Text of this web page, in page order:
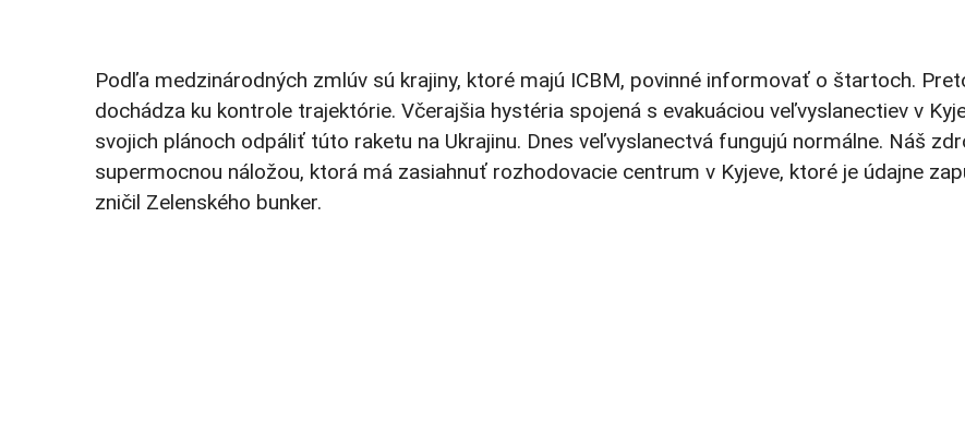
Podľa medzinárodných zmlúv sú krajiny, ktoré majú ICBM, povinné informovať o štartoch.
dochádza ku kontrole trajektórie. Včerajšia hystéria spojená s evakuáciou veľvyslanectiev v
svojich plánoch odpáliť túto raketu na Ukrajinu. Dnes veľvyslanectvá fungujú normálne. Náš
supermocnou náložou, ktorá má zasiahnuť rozhodovacie centrum v Kyjeve, ktoré je údajne
zničil Zelenského bunker.